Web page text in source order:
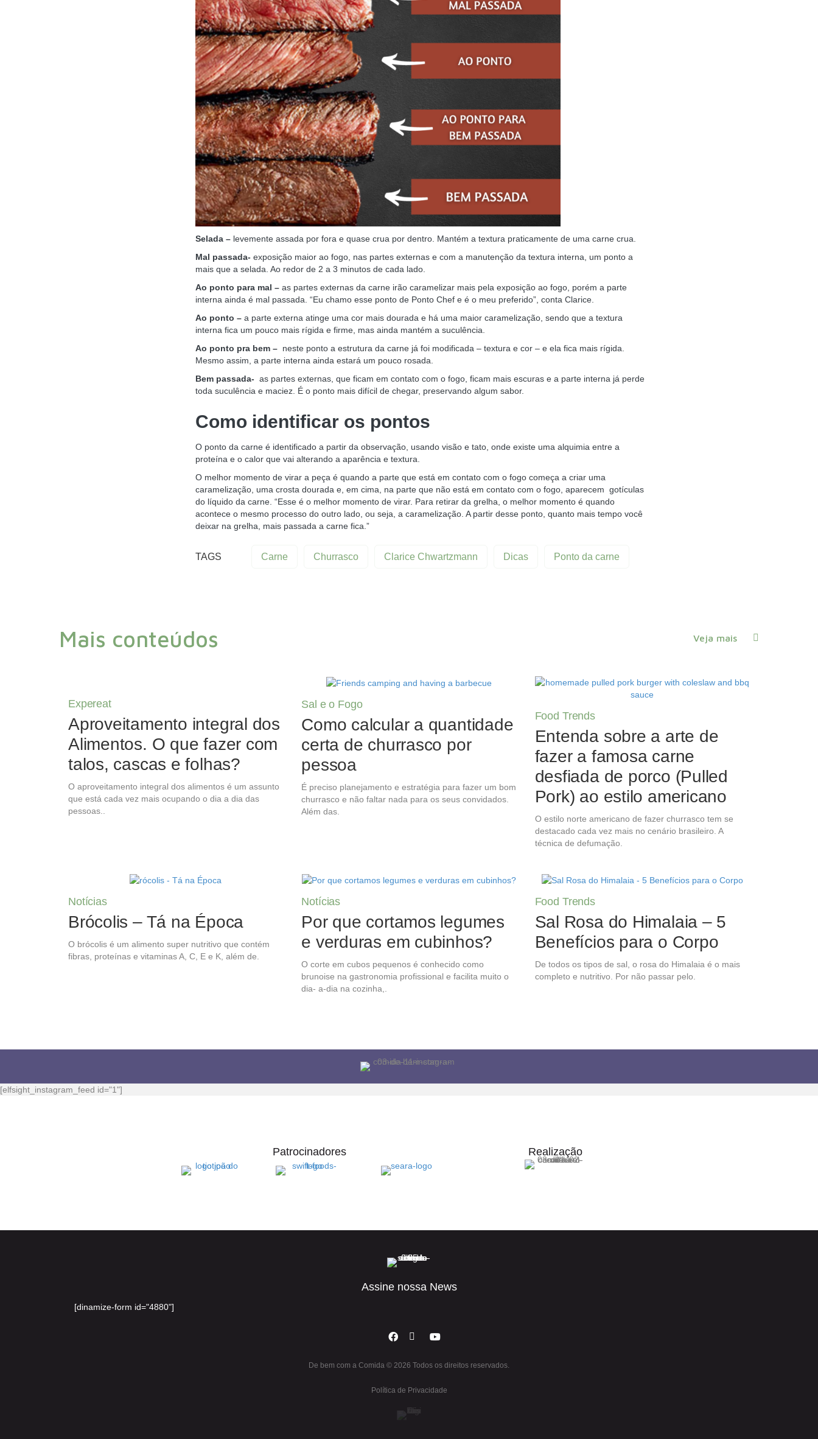
Selada – levemente assada por fora e quase crua por dentro. Mantém a textura praticamente de uma carne crua.
Mal passada- exposição maior ao fogo, nas partes externas e com a manutenção da textura interna, um ponto a
mais que a selada. Ao redor de 2 a 3 minutos de cada lado.
Ao ponto para mal – as partes externas da carne irão caramelizar mais pela exposição ao fogo, porém a parte
interna ainda é mal passada. “Eu chamo esse ponto de Ponto Chef e é o meu preferido”, conta Clarice.
Ao ponto – a parte externa atinge uma cor mais dourada e há uma maior caramelização, sendo que a textura
interna fica um pouco mais rígida e firme, mas ainda mantém a suculência.
Ao ponto pra bem – neste ponto a estrutura da carne já foi modificada – textura e cor – e ela fica mais rígida.
Mesmo assim, a parte interna ainda estará um pouco rosada.
Bem passada- as partes externas, que ficam em contato com o fogo, ficam mais escuras e a parte interna já perde
toda suculência e maciez. É o ponto mais difícil de chegar, preservando algum sabor.
Como identificar os pontos
O ponto da carne é identificado a partir da observação, usando visão e tato, onde existe uma alquimia entre a
proteína e o calor que vai alterando a aparência e textura.
O melhor momento de virar a peça é quando a parte que está em contato com o fogo começa a criar uma
caramelização, uma crosta dourada e, em cima, na parte que não está em contato com o fogo, aparecem gotículas
do líquido da carne. “Esse é o melhor momento de virar. Para retirar da grelha, o melhor momento é quando
acontece o mesmo processo do outro lado, ou seja, a caramelização. A partir desse ponto, quanto mais tempo você
deixar na grelha, mais passada a carne fica.”
TAGS Carne Churrasco Clarice Chwartzmann Dicas Ponto da carne
Mais conteúdos Veja mais
Expereat
Aproveitamento integral dos
Alimentos. O que fazer com
talos, cascas e folhas?
O aproveitamento integral dos alimentos é um assunto
que está cada vez mais ocupando o dia a dia das
pessoas..
Sal e o Fogo
Como calcular a quantidade
certa de churrasco por
pessoa
É preciso planejamento e estratégia para fazer um bom
churrasco e não faltar nada para os seus convidados.
Além das.
Food Trends
Entenda sobre a arte de
fazer a famosa carne
desfiada de porco (Pulled
Pork) ao estilo americano
O estilo norte americano de fazer churrasco tem se
destacado cada vez mais no cenário brasileiro. A
técnica de defumação.
Notícias
Brócolis – Tá na Época
O brócolis é um alimento super nutritivo que contém
fibras, proteínas e vitaminas A, C, E e K, além de.
Notícias
Por que cortamos legumes
e verduras em cubinhos?
O corte em cubos pequenos é conhecido como
brunoise na gastronomia profissional e facilita muito o
dia- a-dia na cozinha,.
Food Trends
Sal Rosa do Himalaia – 5
Benefícios para o Corpo
De todos os tipos de sal, o rosa do Himalaia é o mais
completo e nutritivo. Por não passar pelo.
[elfsight_instagram_feed id="1"]
Patrocinadores Realização
Assine nossa News
[dinamize-form id="4880"]
De bem com a Comida © 2026 Todos os direitos reservados.
Política de Privacidade